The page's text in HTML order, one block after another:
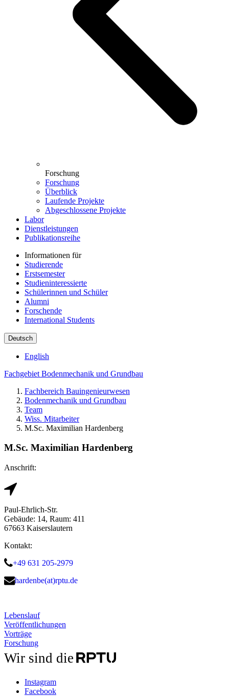
Forschung
Forschung
Überblick
Laufende Projekte
Abgeschlossene Projekte
Labor
Dienstleistungen
Publikationsreihe
Informationen für
Studierende
Erstsemester
Studieninteressierte
Schülerinnen und Schüler
Alumni
Forschende
International Students
Deutsch
English
Fachgebiet Bodenmechanik und Grundbau
Fachbereich Bauingenieurwesen
Bodenmechanik und Grundbau
Team
Wiss. Mitarbeiter
M.Sc. Maximilian Hardenberg
M.Sc. Maximilian Hardenberg
Anschrift:
Paul-Ehrlich-Str.
Gebäude: 14, Raum: 411
67663 Kaiserslautern
Kontakt:
+49 631 205-2979
hardenbe(at)rptu.de
Lebenslauf
Veröffentlichungen
Vorträge
Forschung
Wir sind die
Instagram
Facebook